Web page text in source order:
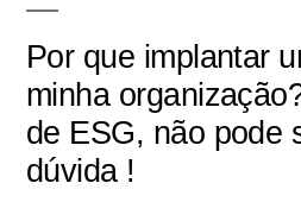
Por que implantar
minha
de ESG, não pode
dúvida !